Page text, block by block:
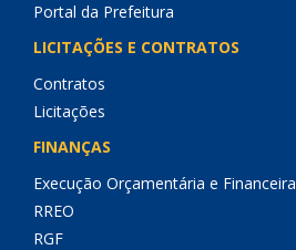
Portal da Prefeitura
LICITAÇÕES E CONTRATOS
Contratos
Licitações
FINANÇAS
Execução Orçamentária e Financeira
RREO
RGF